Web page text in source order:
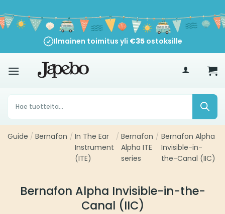
sisältöön
Ilmainen toimitus yli €35ostoksille
Products
search
Guide / Bernafon / In The Ear
Instrument
(ITE)
/ Bernafon
Alpha ITE
series
/ Bernafon Alpha
Invisible-in-
the-Canal (IIC)
Bernafon Alpha Invisible-in-the-
Canal (IIC)